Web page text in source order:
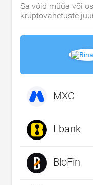
Sa võid müüa või
krüptovahetuste
MXC
Lbank
BloFin